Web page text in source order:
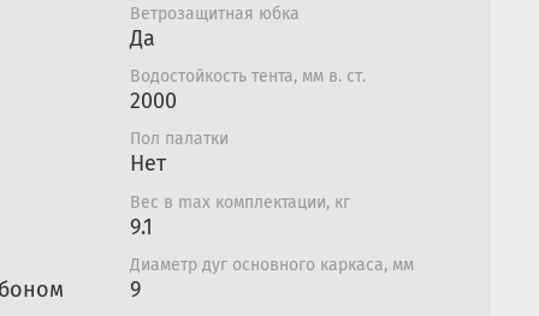
стеклопластика и карбона, что
и дополнительную защиту от ветра.
позволяют надежно закрепить палатку на
термостежкой из синтепона,
способом. Дополнительный слой из
низкую теплопроводность, что так же
тепла.
Ветрозащитная юбка
Да
Водостойкость тента, мм в. ст.
2000
Пол палатки
Нет
Вес в max комплектации, кг
9.1
Диаметр дуг основного каркаса, мм
9